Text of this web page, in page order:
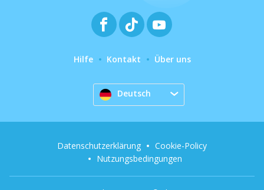
Hilfe Kontakt Über uns
Deutsch
Datenschutzerklärung
Cookie-Policy
Nutzungsbedingungen